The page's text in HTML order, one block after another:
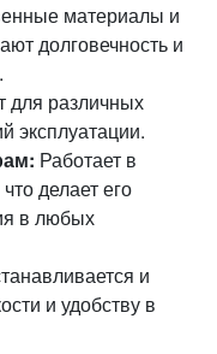
материалы и
долговечность и
для различных
эксплуатации.
Работает в
делает его
в любых
и
и удобству в